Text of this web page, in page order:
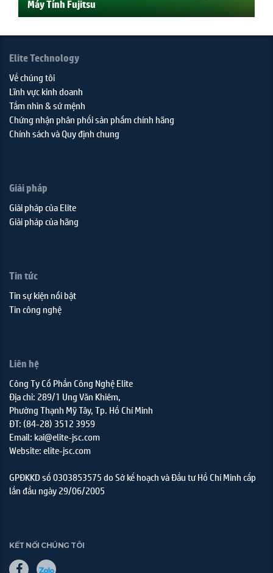
Máy Tính Fujitsu
Elite Technology
Về chúng tôi
Lĩnh vực kinh doanh
Tầm nhìn & sứ mệnh
Chứng nhận phân phối sản phẩm chính hãng
Chính sách và Quy định chung
Giải pháp
Giải pháp của Elite
Giải pháp của hãng
Tin tức
Tin sự kiện nổi bật
Tin công nghệ
Liên hệ
Công Ty Cổ Phần Công Nghệ Elite
Địa chỉ: 289/1 Ung Văn Khiêm,
Phường Thạnh Mỹ Tây, Tp. Hồ Chí Minh
ĐT: (84-28) 3512 3959
Email: kai@elite-jsc.com
Website: elite-jsc.com
GPĐKKD số 0303853575 do Sở kế hoạch và Đầu tư Hồ Chí Minh cấp
lần đầu ngày 29/06/2005
KẾT NỐI CHÚNG TÔI